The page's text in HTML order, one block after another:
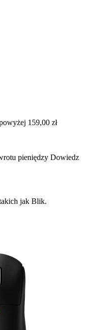
159,00 zł
pieniędzy Dowiedz
jak Blik.